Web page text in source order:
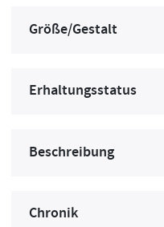
Größe/Gestalt
Erhaltungsstatus
Beschreibung
Chronik